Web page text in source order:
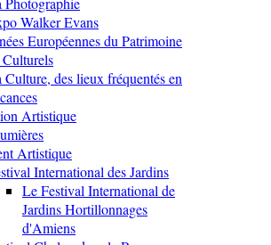
Walker Evans
Européennes du Patrimoine
Culture, des lieux fréquentés en
Artistique
Artistique
International des Jardins
Le Festival International de
Jardins Hortillonnages
d'Amiens